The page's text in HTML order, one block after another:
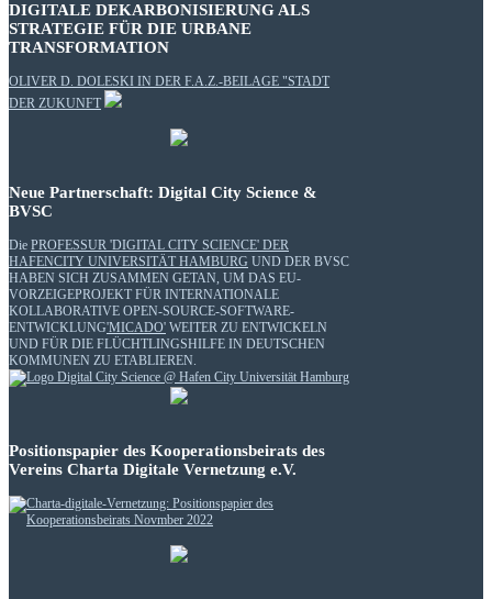
DIGITALE DEKARBONISIERUNG ALS
STRATEGIE FÜR DIE URBANE
TRANSFORMATION
OLIVER D. DOLESKI IN DER F.A.Z.-BEILAGE "STADT
DER ZUKUNFT
Neue Partnerschaft: Digital City Science &
BVSC
Die PROFESSUR 'DIGITAL CITY SCIENCE' DER
HAFENCITY UNIVERSITÄT HAMBURG UND DER BVSC
HABEN SICH ZUSAMMEN GETAN, UM DAS EU-
VORZEIGEPROJEKT FÜR INTERNATIONALE
KOLLABORATIVE OPEN-SOURCE-SOFTWARE-
ENTWICKLUNG'MICADO' WEITER ZU ENTWICKELN
UND FÜR DIE FLÜCHTLINGSHILFE IN DEUTSCHEN
KOMMUNEN ZU ETABLIEREN.
Positionspapier des Kooperationsbeirats des
Vereins Charta Digitale Vernetzung e.V.